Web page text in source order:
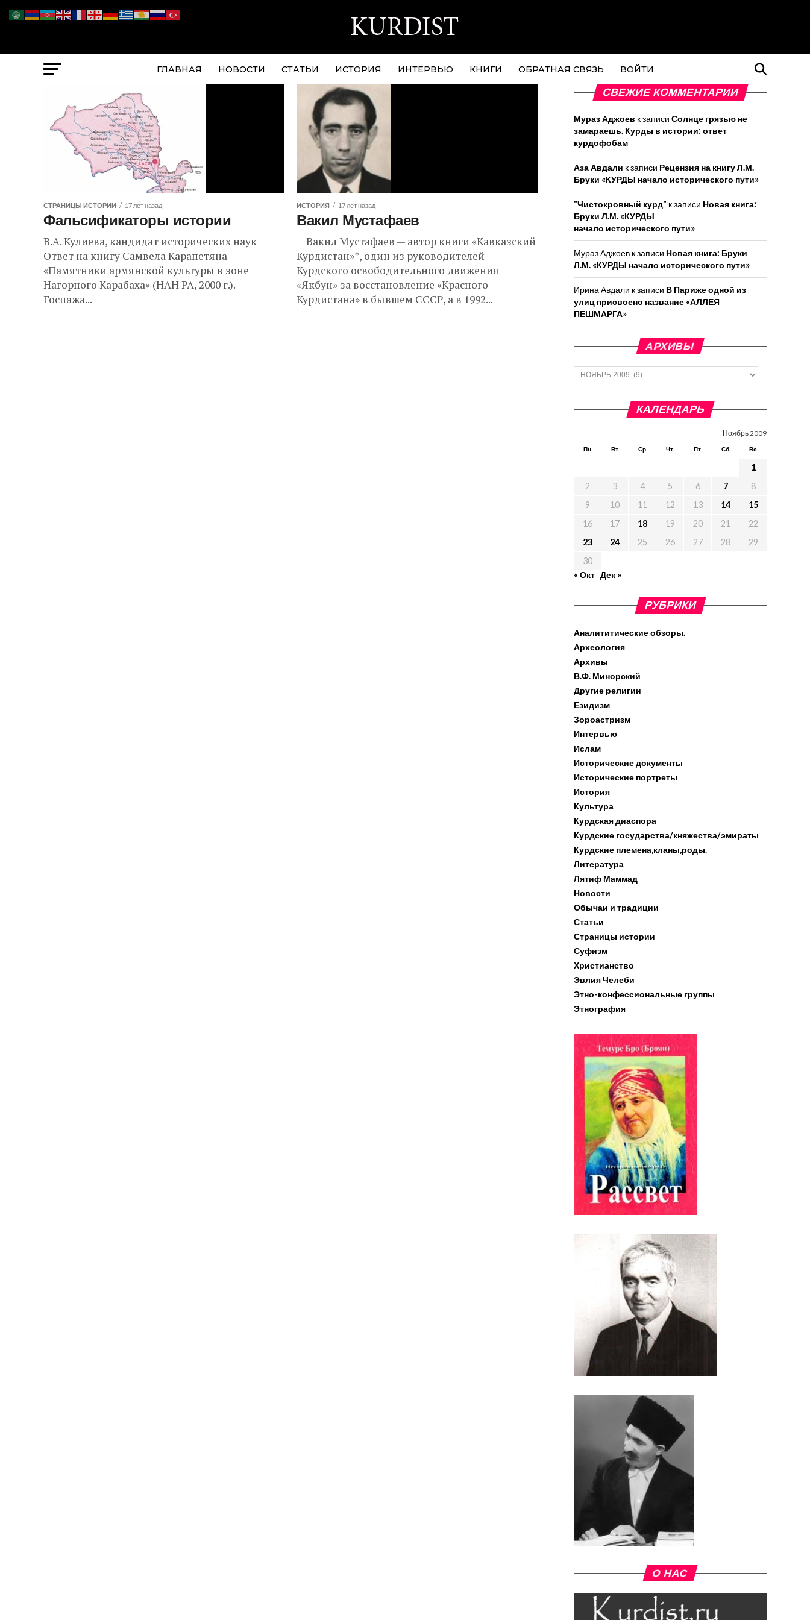
ГЛАВНАЯ НОВОСТИ СТАТЬИ ИСТОРИЯ ИНТЕРВЬЮ КНИГИ ОБРАТНАЯ СВЯЗЬ ВОЙТИ
СТРАНИЦЫ ИСТОРИИ 17 лет назад
Фальсификаторы истории
В.А. Кулиева, кандидат исторических наук
Ответ на книгу Самвела Карапетяна
«Памятники армянской культуры в зоне
Нагорного Карабаха» (НАН РА, 2000 г.).
Госпажа...
ИСТОРИЯ 17 лет назад
Вакил Мустафаев
Вакил Мустафаев — автор книги «Кавказский
Курдистан»*, один из руководителей
Курдского освободительного движения
«Якбун» за восстановление «Красного
Курдистана» в бывшем СССР, а в 1992...
СВЕЖИЕ КОММЕНТАРИИ
Мураз Аджоев к записи Солнце грязью не
замараешь. Курды в истории: ответ
курдофобам
Аза Авдали к записи Рецензия на книгу Л.М.
Бруки «КУРДЫ начало исторического пути»
"Чистокровный курд" к записи Новая книга:
Бруки Л.М. «КУРДЫ
начало исторического пути»
Мураз Аджоев к записи Новая книга: Бруки
Л.М. «КУРДЫ начало исторического пути»
Ирина Авдали к записи В Париже одной из
улиц присвоено название «АЛЛЕЯ
ПЕШМАРГА»
АРХИВЫ
Архивы
КАЛЕНДАРЬ
Ноябрь 2009
Пн Вт Ср Чт Пт Сб Вс
1
2
3 4 5 6 7
8
9
10 11 12 13 14
15
16
17 18 19 20 21
22
23
24 25 26 27 28
29
30
« Окт Дек »
РУБРИКИ
Аналититические обзоры.
Археология
Архивы
В.Ф. Минорский
Другие религии
Езидизм
Зороастризм
Интервью
Ислам
Исторические документы
Исторические портреты
История
Культура
Курдская диаспора
Курдские государства/княжества/эмираты
Курдские племена,кланы,роды.
Литература
Лятиф Маммад
Новости
Обычаи и традиции
Статьи
Страницы истории
Суфизм
Христианство
Эвлия Челеби
Этно-конфессиональные группы
Этнография
О НАС